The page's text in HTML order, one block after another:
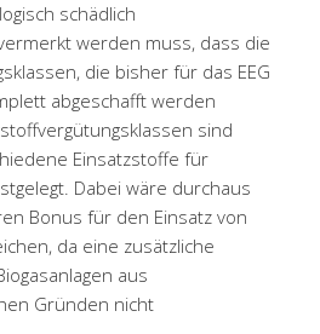
schädlich
werden muss, dass die
die bisher für das EEG
abgeschafft werden
sind
Einsatzstoffe für
Dabei wäre durchaus
Bonus für den Einsatz von
da eine zusätzliche
aus
Gründen nicht